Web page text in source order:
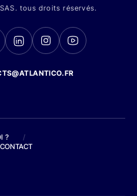
tous droits réservés.
?
/
CONTACT